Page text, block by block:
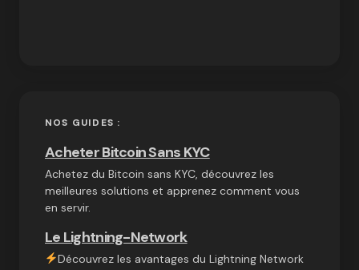
NOS GUIDES :
Acheter Bitcoin Sans KYC
Achetez du Bitcoin sans KYC, découvrez les
meilleures solutions et apprenez comment vous
en servir.
Le Lightning-Network
Découvrez les avantages du Lightning Network